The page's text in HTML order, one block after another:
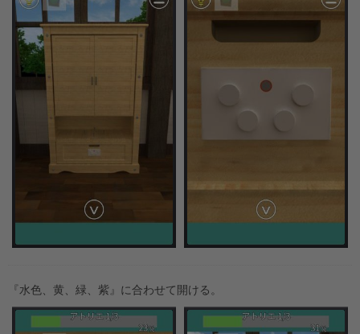
『水色、黄、緑、紫』に合わせて開ける。